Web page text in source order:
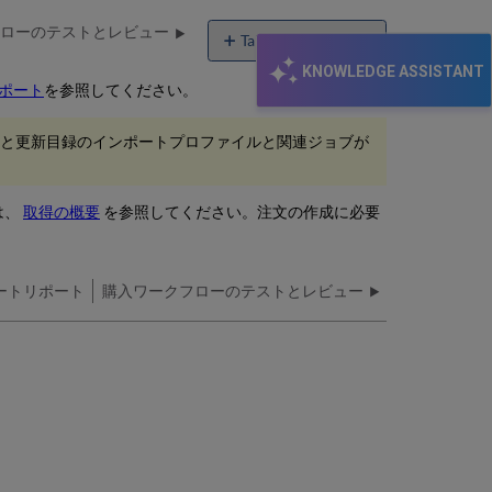
KNOWLEDGE ASSISTANT
Table of contents
No
headers
ーのテストとレビュー
ート を参照してください。
更新目録のインポートプロファイルと関連ジョブが
取得の概要 を参照してください。注文の作成に必要
トリポート 購入ワークフローのテストとレビュー